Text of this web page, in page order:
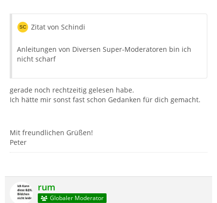
Zitat von Schindi
Anleitungen von Diversen Super-Moderatoren bin ich
nicht scharf
gerade noch rechtzeitig gelesen habe.
Ich hätte mir sonst fast schon Gedanken für dich gemacht.
Mit freundlichen Grüßen!
Peter
rum
Globaler Moderator